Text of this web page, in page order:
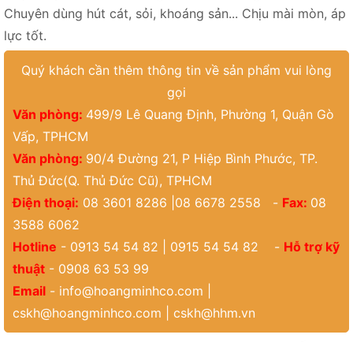
Chuyên dùng hút cát, sỏi, khoáng sản... Chịu mài mòn, áp
lực tốt.
Quý khách cần thêm thông tin về sản phẩm vui lòng
gọi
Văn phòng: 499/9 Lê Quang Định, Phường 1, Quận Gò
Vấp, TPHCM
Văn phòng: 90/4 Đường 21, P Hiệp Bình Phước, TP.
Thủ Đức(Q. Thủ Đức Cũ), TPHCM
Điện thoại: 08 3601 8286 |08 6678 2558 - Fax: 08
3588 6062
Hotline - 0913 54 54 82 | 0915 54 54 82 - Hỗ trợ kỹ
thuật - 0908 63 53 99
Email - info@hoangminhco.com
cskh@hoangminhco.com
cskh@hhm.vn